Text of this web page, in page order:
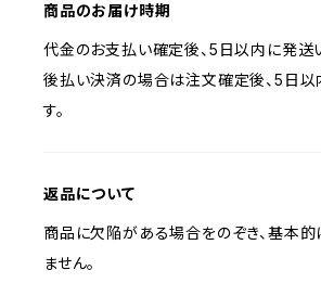
商品のお届け時期
代金のお支払い確定後、5日以内に発送
後払い決済の場合は注文確定後、5日以
す。
返品について
商品に欠陥がある場合をのぞき、基本
ません。